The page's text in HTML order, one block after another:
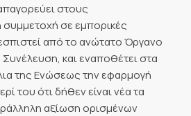
στους
σε εμπορικές
από το ανώτατο Όργανο
Συνέλευση, και εναποθέτει στα
της Ενώσεως την εφαρμογή
του ότι δήθεν είναι νέα τα
αξίωση ορισμένων